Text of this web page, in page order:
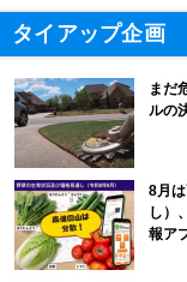
タイアップ企画
まだ
ルの
8月
し）
報ア